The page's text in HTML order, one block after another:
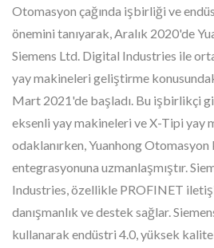
Otomasyon çağında işbirliği ve
önemini tanıyarak, Aralık 2020'de
Siemens Ltd. Digital Industries ile
yay makineleri geliştirme
Mart 2021'de başladı. Bu işbirlikçi
eksenli yay makineleri ve X-Tipi yay
odaklanırken, Yuanhong
entegrasyonuna uzmanlaşmıştır.
Industries, özellikle PROFINET
danışmanlık ve destek sağlar.
kullanarak endüstri 4.0, yüksek